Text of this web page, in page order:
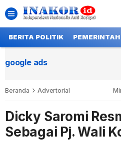
BERITA POLITIK PEMERINTAH
google ads
Beranda Advertorial
Dicky Saromi
Sebagai Pj. Wali